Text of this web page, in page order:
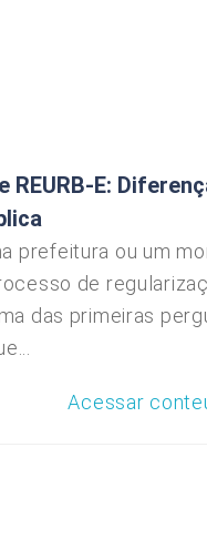
REURB-E:
prefeitura ou um
de
das primeiras
Acessar